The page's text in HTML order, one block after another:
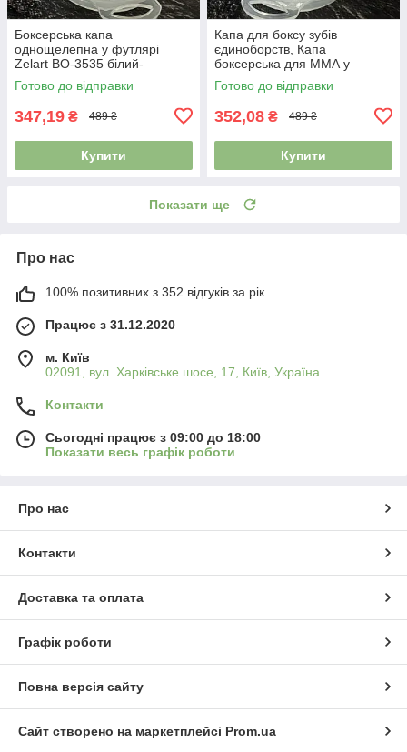
Боксерська капа
однощелепна у футлярі
Zelart BO-3535 білий-
прозорий
Готово до відправки
347,19 ₴ 489 ₴
Купити
Капа для боксу зубів
єдиноборств, Капа
боксерська для ММА у
футлярі Zelart BO-3535
білий-прозорий
Готово до відправки
352,08 ₴ 489 ₴
Купити
Показати ще
Про нас
100% позитивних з 352 відгуків за рік
Працює з 31.12.2020
м. Київ
02091, вул. Харківське шосе, 17, Київ, Україна
Контакти
Сьогодні працює з 09:00 до 18:00
Показати весь графік роботи
Про нас
Контакти
Доставка та оплата
Графік роботи
Повна версія сайту
Сайт створено на маркетплейсі Prom.ua